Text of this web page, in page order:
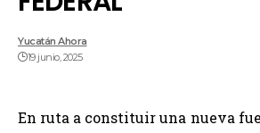
Yucatán Ahora
19 junio, 2025
En ruta a constituir una nueva